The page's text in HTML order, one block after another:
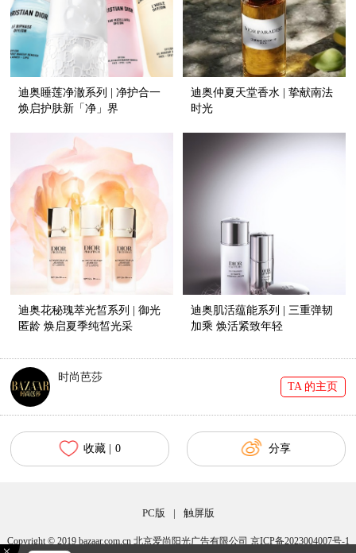
迪奥睡莲净澈系列 | 净护合一
焕启护肤新「净」界
迪奥仲夏天堂香水 | 挚献南法
时光
迪奥花秘瑰萃光皙系列 | 御光
匿龄 焕启夏季纯皙光采
迪奥肌活蕴能系列 | 三重弹韧
加乘 焕活紧致年轻
时尚芭莎
TA 的主页
收藏 | 0 分享
PC版 | 触屏版
Copyright © 2019 bazaar.com.cn 北京爱尚阳光广告有限公司 京ICP备2023004007号-1